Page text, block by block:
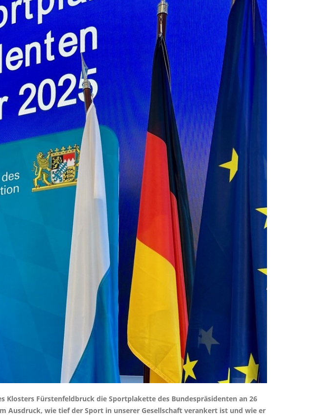
Fürstenfeldbruck die Sportplakette des Bundespräsidenten an 26
Ausdruck, wie tief der Sport in unserer Gesellschaft verankert ist und wie er